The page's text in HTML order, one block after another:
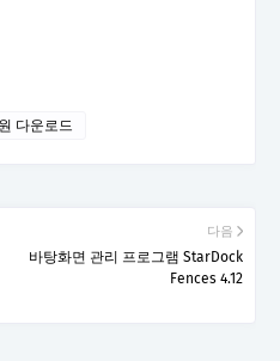
다운로드
다음
바탕화면 관리 프로그램 StarDock
Fences 4.12